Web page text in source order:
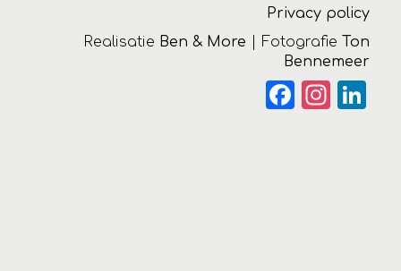
Privacy policy
Realisatie Ben & More | Fotografie Ton
Bennemeer
Facebook